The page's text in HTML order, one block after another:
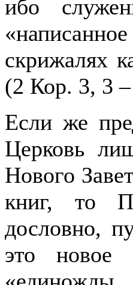
ибо
скрижалях
(2 Кор. 3, 3
Если же
Церковь
Нового
книг, то
дословно,
это новое